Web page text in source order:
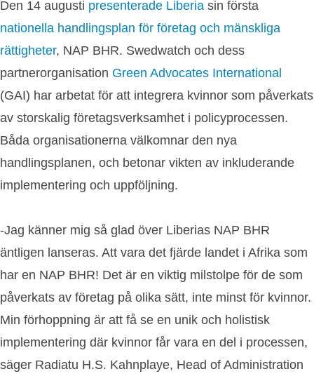
Den 14 augusti presenterade Liberia sin första
nationella handlingsplan för företag och mänskliga
rättigheter, NAP BHR. Swedwatch och dess
partnerorganisation Green Advocates International
(GAI) har arbetat för att integrera kvinnor som påverkats
av storskalig företagsverksamhet i policyprocessen.
Båda organisationerna välkomnar den nya
handlingsplanen, och betonar vikten av inkluderande
implementering och uppföljning.
-Jag känner mig så glad över Liberias NAP BHR
äntligen lanseras. Att vara det fjärde landet i Afrika som
har en NAP BHR! Det är en viktig milstolpe för de som
påverkats av företag på olika sätt, inte minst för kvinnor.
Min förhoppning är att få se en unik och holistisk
implementering där kvinnor får vara en del i processen,
säger Radiatu H.S. Kahnplaye, Head of Administration